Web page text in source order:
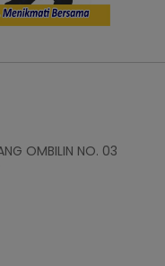
OMBILIN NO. 03